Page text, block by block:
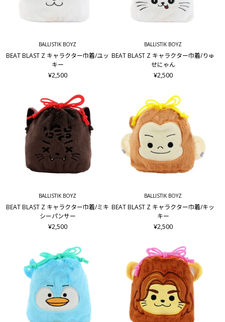
BALLISTIK BOYZ
BEAT BLAST Z キャラクター巾着/ユッ
キー
¥2,500
BALLISTIK BOYZ
BEAT BLAST Z キャラクター巾着/りゅ
せにゃん
¥2,500
BALLISTIK BOYZ
BEAT BLAST Z キャラクター巾着/ミキ
シーパンサー
¥2,500
BALLISTIK BOYZ
BEAT BLAST Z キャラクター巾着/キッ
キー
¥2,500